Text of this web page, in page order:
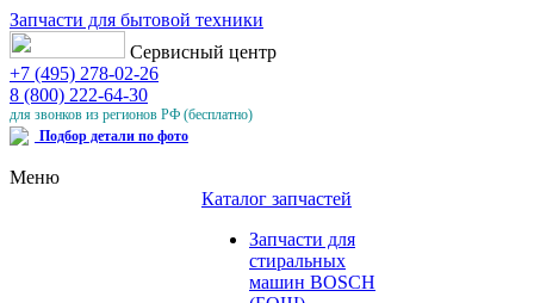
Запчасти для бытовой техники
Сервисный центр
+7 (495) 278-02-26
8 (800) 222-64-30
для звонков из регионов РФ (бесплатно)
Подбор детали по фото
Меню
Каталог запчастей
Запчасти для
стиральных
машин BOSCH